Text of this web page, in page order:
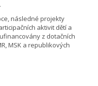
následné projekty
aktivit dětí a
z dotačních
MSK a republikových